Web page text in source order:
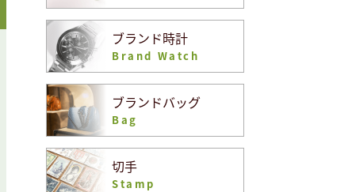
ブランド時計
Brand Watch
ブランドバッグ
Bag
切手
Stamp